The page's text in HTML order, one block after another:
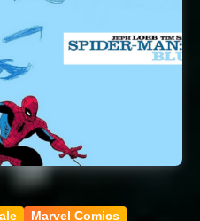
Marvel Comics